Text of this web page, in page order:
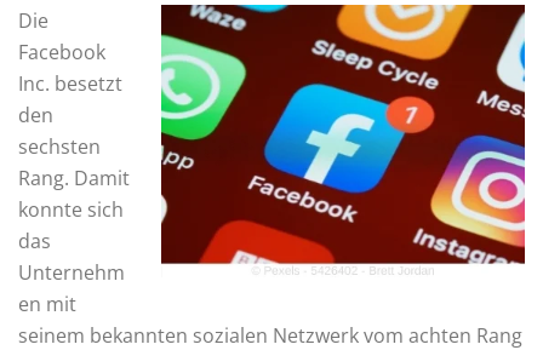
Die
Facebook
Inc. besetzt
den
sechsten
Rang. Damit
konnte sich
das
Unternehm
en mit
seinem bekannten sozialen Netzwerk vom achten Rang